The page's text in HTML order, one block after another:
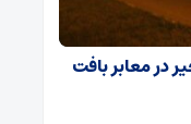
در معابر بافت